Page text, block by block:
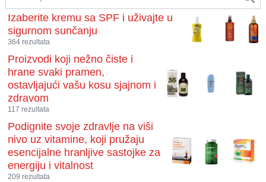
Izaberite kremu sa SPF i uživajte u
sigurnom sunčanju
364 rezultata
Proizvodi koji nežno čiste i
hrane svaki pramen,
ostavljajući vašu kosu sjajnom i
zdravom
117 rezultata
Podignite svoje zdravlje na viši
nivo uz vitamine, koji pružaju
esencijalne hranljive sastojke za
energiju i vitalnost
209 rezultata